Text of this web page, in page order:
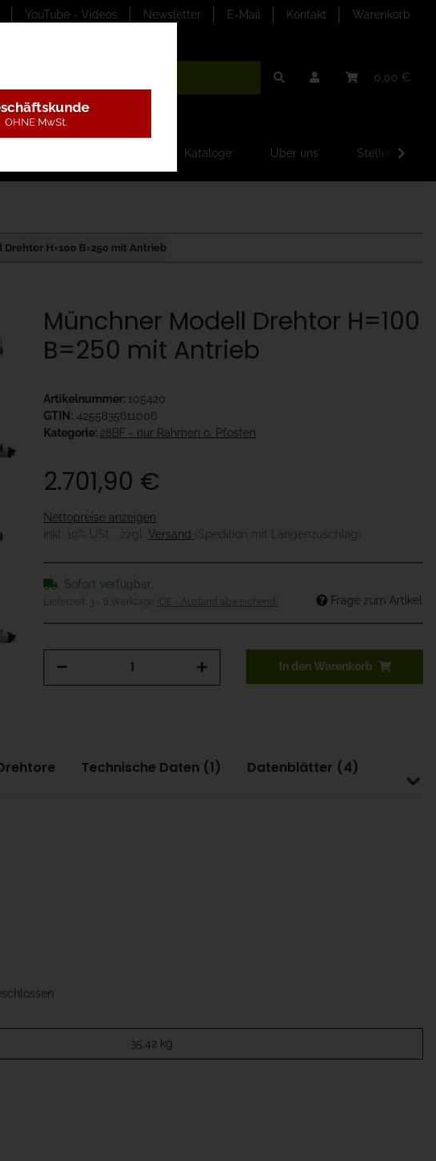
YouTube - Videos Newsletter E-Mail Kontakt Warenkorb
0,00 €
Kataloge Über uns
H=100 B=250 mit Antrieb
Münchner Modell Drehtor H=100
B=250 mit Antrieb
Artikelnummer: 105420
GTIN: 4255835611006
Kategorie: 28BF - nur Rahmen o. Pfosten
2.701,90 €
Nettopreise anzeigen
inkl. 19% USt. , zzgl. Versand (Spedition mit Längenzuschlag)
Sofort verfügbar
Lieferzeit: 3 - 8 Werktage (DE - Ausland abweichend) Frage zum Artikel
In den Warenkorb
Technische Daten (1) Datenblätter (4)
35,42 kg
OHNE MwSt.